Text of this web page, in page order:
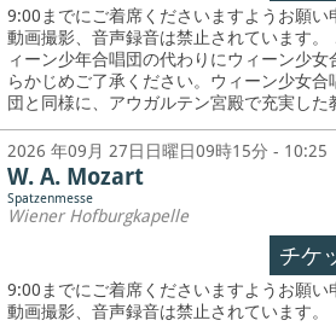
9:00までにご着席くださいますようお願い
動画撮影、音声録音は禁止されています。
ィーン少年合唱団の代わりにウィーン少
らかじめご了承ください。ウィーン少女
団と同様に、アウガルテン宮殿で充実した
2026 年09月 27日日曜日09時15分 - 10:25
W. A. Mozart
Spatzenmesse
Wiener Hofburgkapelle
チケ
9:00までにご着席くださいますようお願い
動画撮影、音声録音は禁止されています。